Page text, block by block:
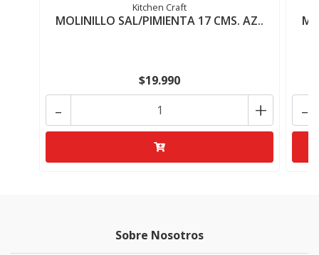
Kitchen Craft
MOLINILLO SAL/PIMIENTA 17 CMS. AZ..
$19.990
+
- -
Sobre Nosotros